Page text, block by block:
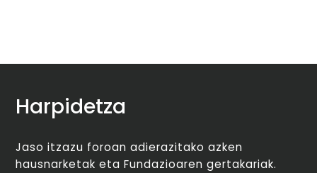
Harpidetza
Jaso itzazu foroan adierazitako azken
hausnarketak eta Fundazioaren gertakariak.